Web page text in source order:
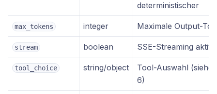
deterministischer
max_tokens integer Maximale Output-
stream boolean SSE-Streaming
tool_choice string/object
Tool-Auswahl (siehe
6)